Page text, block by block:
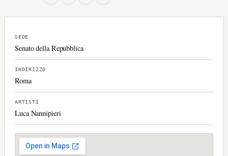
SEDE
Senato della Repubblica
INDIRIZZO
Roma
ARTISTI
Luca Nannipieri